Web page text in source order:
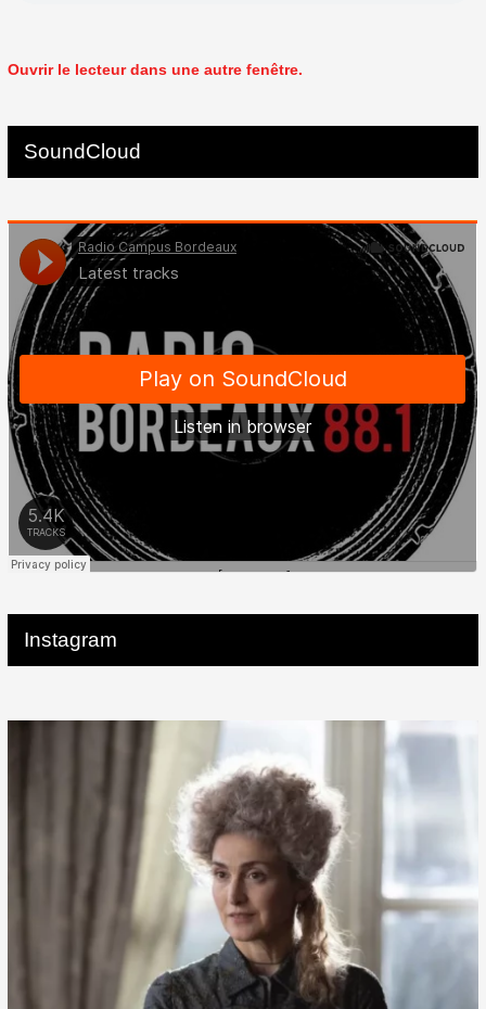
Ouvrir le lecteur dans une autre fenêtre.
SoundCloud
Instagram